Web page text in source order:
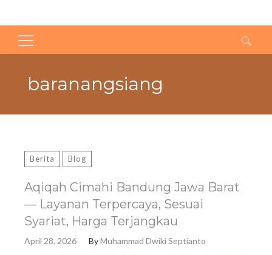
Search
baranangsiang
Berita Blog
Aqiqah Cimahi Bandung Jawa Barat
— Layanan Terpercaya, Sesuai
Syariat, Harga Terjangkau
April 28, 2026 ByMuhammad Dwiki Septianto